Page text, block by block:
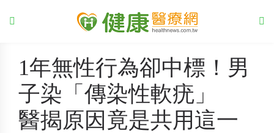
1年無性行為卻中標！男
子染「傳染性軟疣」
醫揭原因竟是共用這一